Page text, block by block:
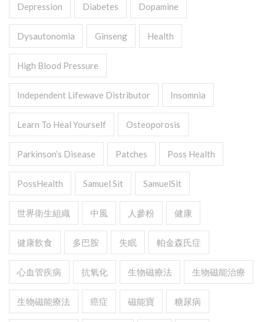
Depression Diabetes Dopamine
Dysautonomia Ginseng Health
High Blood Pressure
Independent Lifewave Distributor Insomnia
Learn To Heal Yourself Osteoporosis
Parkinson’s Disease Patches Poss Health
PossHealth Samuel Sit SamuelSit
世界衛生組織 中風 人參粉 健康
健康飲食 多巴胺 失眠 帕金森氏症
心血管疾病 抗氧化 生物磁療法 生物磁能治療
生物磁能療法 癌症 磁能寶 糖尿病